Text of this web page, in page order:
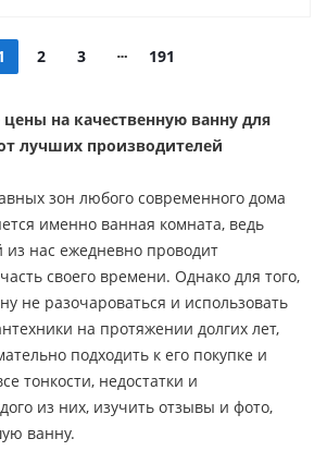
2 3 191
на качественную ванну для
лучших производителей
зон любого современного дома
именно ванная комната, ведь
нас ежедневно проводит
своего времени. Однако для того,
не разочароваться и использовать
на протяжении долгих лет,
подходить к его покупке и
тонкости, недостатки и
из них, изучить отзывы и фото,
ванну.